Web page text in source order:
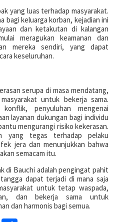
yang luas terhadap masyarakat.
bagi keluarga korban, kejadian ini
dan ketakutan di kalangan
meragukan keamanan dan
mereka sendiri, yang dapat
keseluruhan.
serupa di masa mendatang,
untuk bekerja sama.
penyuluhan mengenai
layanan dukungan bagi individu
mengurangi risiko kekerasan.
yang tegas terhadap pelaku
jera dan menunjukkan bahwa
semacam itu.
di Bauchi adalah pengingat pahit
dapat terjadi di mana saja
untuk tetap waspada,
dan bekerja sama untuk
dan harmonis bagi semua.